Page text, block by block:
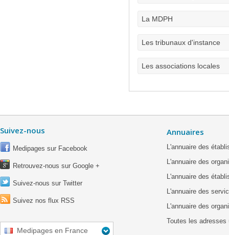
La MDPH
Les tribunaux d'instance
Les associations locales
Suivez-nous
Medipages sur Facebook
Retrouvez-nous sur Google +
Suivez-nous sur Twitter
Suivez nos flux RSS
Medipages en France
Annuaires
L'annuaire des
L'annuaire des
L'annuaire des
L'annuaire des
L'annuaire des
Toutes les adresses